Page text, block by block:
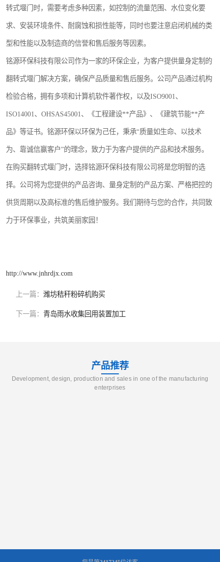
转式堰门时，需要考虑多种因素，如控制的流量范围、水位变化要
求、安装环境条件、耐腐蚀和损性能等，同时也要注意启闭机械的类
型和性能以及制造商的信誉和售后服务等因素。
铭源环保科技有限公司作为一家的环保企业，为客户提供量身定制的
翻转式堰门解决方案，确保产品质量和售后服务。公司产品通过机构
检验合格，拥有多项和计算机软件著作权，以及ISO9001、
ISO14001、OHSAS45001、《工程建设**产品》、《建筑节能**产
品》等证书。铭源环保以环保为己任，秉承“质量如生命、以技术
为、靠诚信赢客户”的理念，致力于为客户提供的产品和技术服务。
在购买翻转式堰门时，选择铭源环保科技有限公司将是您明智的选
择。公司将为您提供的产品咨询、量身定制的产品方案、严格把控的
供货周期以及高标准的售后维护服务。我们期待与您的合作，共同致
力于环保事业，共筑美丽家园！
http://www.jnhrdjx.com
上一篇： 潍坊秸秆粉碎机购买
下一篇： 青岛雨水收集回用装置加工
产品推荐
Development, design, production and sales in one of the manufacturing
enterprises